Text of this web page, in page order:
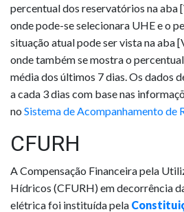
percentual dos reservatórios na
onde pode-se selecionara UHE e o
situação atual pode ser vista na aba
onde também se mostra o
média dos últimos 7 dias. Os dados
a cada 3 dias com base nas
no Sistema de Acompanhamento de
CFURH
A Compensação Financeira pela
Hídricos (CFURH) em decorrência
elétrica foi instituída pela